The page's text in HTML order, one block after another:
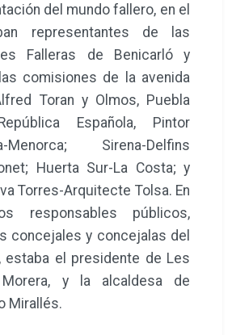
del mundo fallero, en el
representantes de las
Falleras de Benicarló y
comisiones de la avenida
Toran y Olmos, Puebla
Española, Pintor
Menorca; Sirena-Delfins
Huerta Sur-La Costa; y
Torres-Arquitecte Tolsa. En
responsables públicos,
concejales y concejalas del
estaba el presidente de Les
y la alcaldesa de
Mirallés.